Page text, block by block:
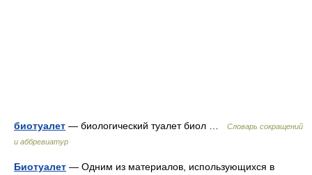
биотуалет — биологический туалет биол …
Словарь сокращений
и аббревиатур
Биотуалет — Одним из материалов, использующихся в